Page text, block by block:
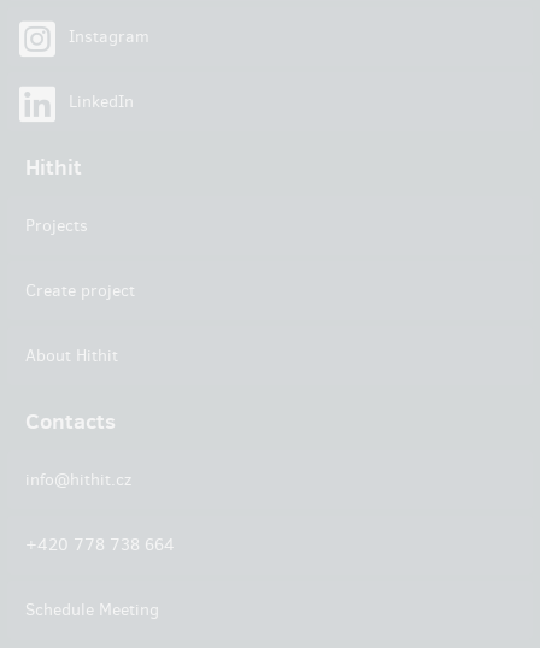
Instagram
LinkedIn
Hithit
Projects
Create project
About Hithit
Contacts
info@hithit.cz
+420 778 738 664
Schedule Meeting